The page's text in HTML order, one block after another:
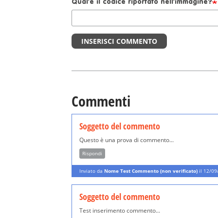
Qual'è il codice riportato nell'immagine?
INSERISCI COMMENTO
Commenti
Soggetto del commento
Questo è una prova di commento...
Rispondi
Inviato da Nome Test Commento (non verificato) il 12/
Soggetto del commento
Test inserimento commento...